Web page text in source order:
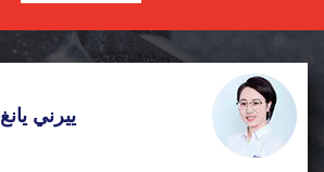
ييرني يانغ